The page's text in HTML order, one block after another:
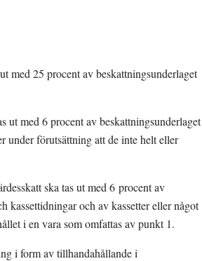
med 25 procent av beskattningsunderlaget
ut med 6 procent av beskattningsunderlaget
under förutsättning att de inte helt eller
ska tas ut med 6 procent av
kassettidningar och av kassetter eller något
i en vara som omfattas av punkt 1.
i form av tillhandahållande i